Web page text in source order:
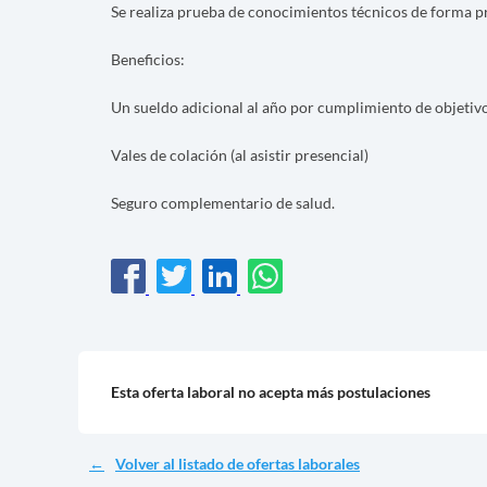
Se realiza prueba de conocimientos técnicos de forma
Beneficios:
Un sueldo adicional al año por cumplimiento de
Vales de colación (al asistir presencial)
Seguro complementario de salud.
Esta oferta laboral no acepta más postulaciones
Volver al listado de ofertas laborales